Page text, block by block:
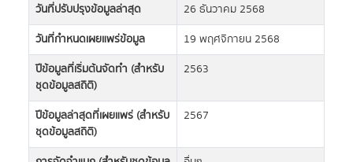
วันที่ปรับปรุงข้อมูลล่าสุด
26 ธันวาคม 2568
วันที่กำหนดเผยแพร่ข้อมูล
19 พฤศจิกายน 2568
ปีข้อมูลที่เริ่มต้นจัดทำ (สำหรับ
ชุดข้อมูลสถิติ)
2563
ปีข้อมูลล่าสุดที่เผยแพร่ (สำหรับ
ชุดข้อมูลสถิติ)
2567